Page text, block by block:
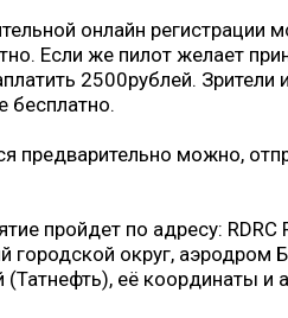
онлайн регистрации
Если же пилот желает
2500рублей.
бесплатно.
предварительно можно,
пройдет по адресу:
городской округ,
(Татнефть), её координаты